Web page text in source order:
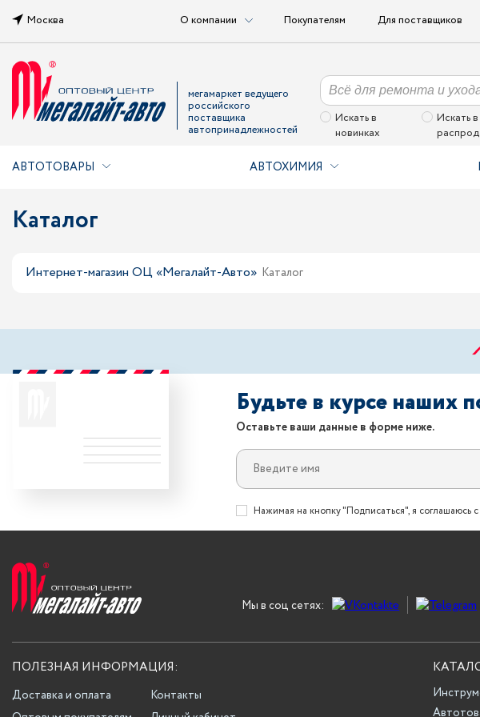
Москва О компании Покупателям Для поставщиков
мегамаркет ведущего
российского
поставщика
автопринадлежностей
Искать в
новинках
Искать в
АВТОТОВАРЫ АВТОХИМИЯ
Каталог
Интернет-магазин ОЦ «Мегалайт-Авто» Каталог
Будьте в курсе наших
Оставьте ваши данные в форме ниже.
Нажимая на кнопку "Подписаться", я соглашаюсь с
Мы в соц сетях:
ПОЛЕЗНАЯ ИНФОРМАЦИЯ:
Доставка и оплата
Контакты